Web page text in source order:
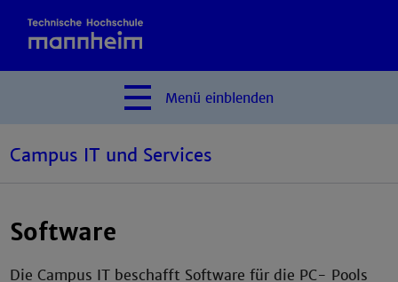
Menü einblenden
Campus IT und Services
Software
Die Campus IT beschafft Software für die PC- Pools